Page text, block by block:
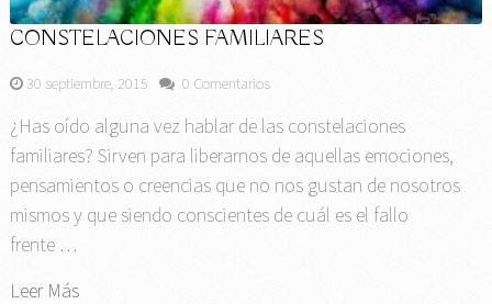
CONSTELACIONES FAMILIARES
30 septiembre, 2015 0 Comentarios
¿Has oído alguna vez hablar de las constelaciones
familiares? Sirven para liberarnos de aquellas emociones,
pensamientos o creencias que no nos gustan de nosotros
mismos y que siendo conscientes de cuál es el fallo
frente …
Leer Más